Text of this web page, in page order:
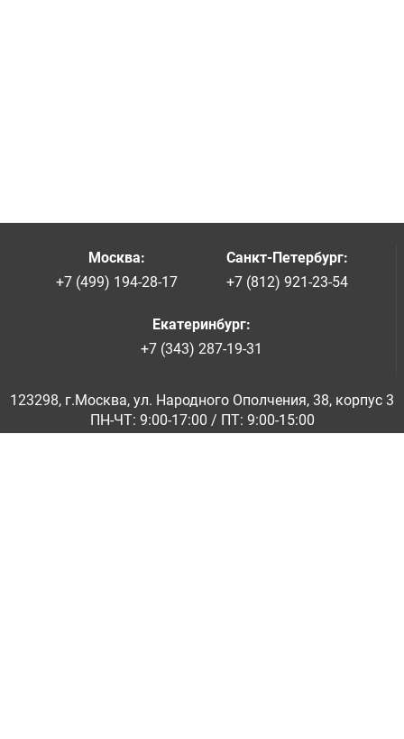
Москва:
+7 (499) 194-28-17
Санкт-Петербург:
+7 (812) 921-23-54
Екатеринбург:
+7 (343) 287-19-31
123298, г.Москва, ул. Народного Ополчения, 38, корпус 3
ПН-ЧТ: 9:00-17:00 / ПТ: 9:00-15:00